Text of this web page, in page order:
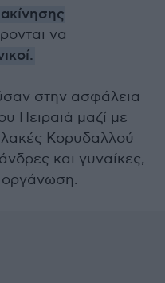
να
στην ασφάλεια
Πειραιά μαζί με
Κορυδαλλού
και γυναίκες,
οργάνωση.